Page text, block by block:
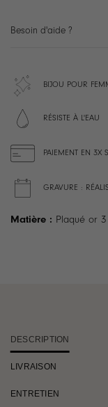
Besoin d'aide ?
BIJOU POUR
RÉSISTE À L'EAU
PAIEMENT EN 3X
GRAVURE :
Matière : Plaqué or
DESCRIPTION
LIVRAISON
ENTRETIEN